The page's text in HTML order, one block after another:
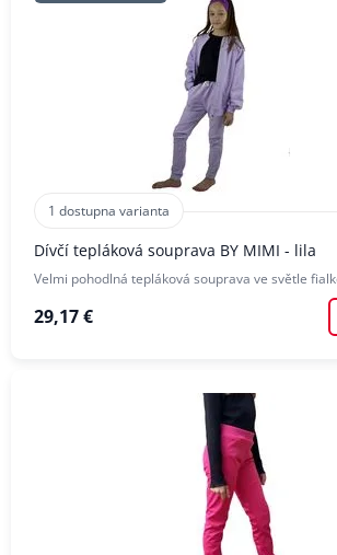
1 dostupna varianta
Dívčí tepláková souprava BY MIMI - lila
Velmi pohodlná tepláková souprava ve světle
29,17 €